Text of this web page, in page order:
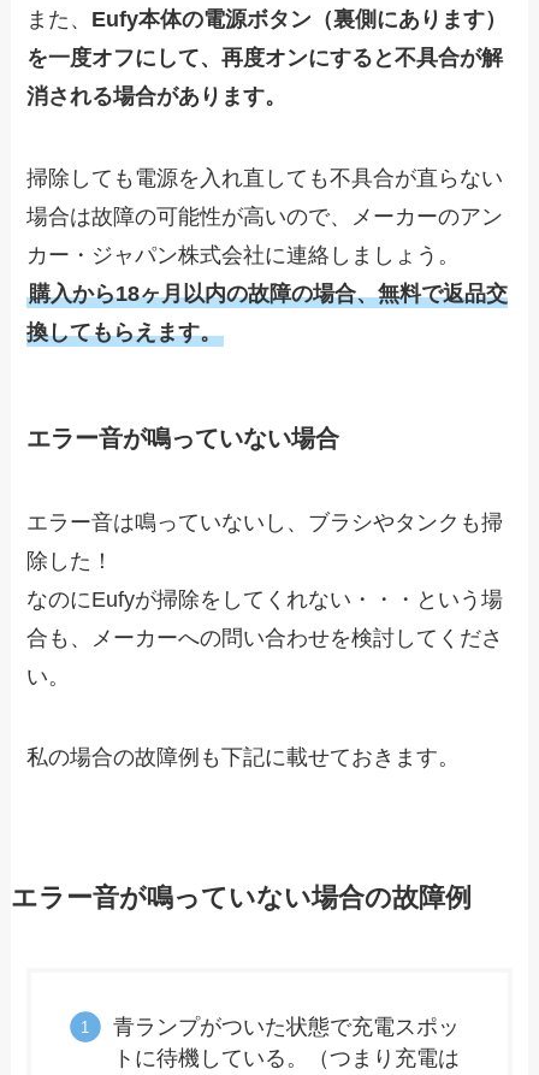
また、 Eufy本体の電源ボタン（裏側にあります）
を一度オフにして、再度オンにすると不具合が解
消される場合があります。
掃除しても電源を入れ直しても不具合が直らない
場合は故障の可能性が高いので、メーカーのアン
カー・ジャパン株式会社に連絡しましょう。
購入から18ヶ月以内の故障の場合、無料で返品交
換してもらえます。
エラー音が鳴っていない場合
エラー音は鳴っていないし、ブラシやタンクも掃
除した！
なのにEufyが掃除をしてくれない・・・という場
合も、メーカーへの問い合わせを検討してくださ
い。
私の場合の故障例も下記に載せておきます。
エラー音が鳴っていない場合の故障例
青ランプがついた状態で充電スポッ
トに待機している。（つまり充電は